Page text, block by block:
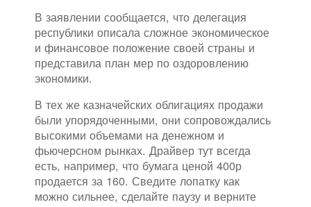
В заявлении сообщается, что делегация
республики описала сложное экономическое
и финансовое положение своей страны и
представила план мер по оздоровлению
экономики.
В тех же казначейских облигациях продажи
были упорядоченными, они сопровождались
высокими объемами на денежном и
фьючерсном рынках. Драйвер тут всегда
есть, например, что бумага ценой 400р
продается за 160. Сведите лопатку как
можно сильнее, сделайте паузу и верните